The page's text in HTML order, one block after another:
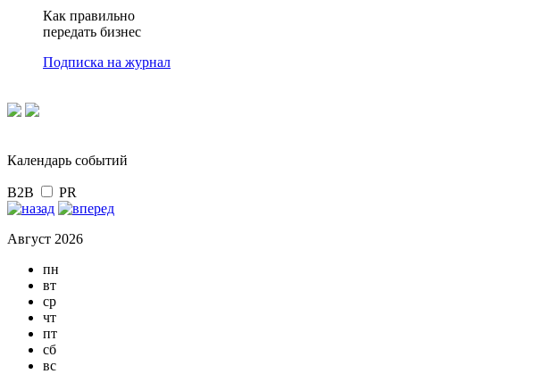
Как правильно
передать бизнес
Подписка на журнал
Календарь событий
B2B PR
Август 2026
пн
вт
ср
чт
пт
сб
вс